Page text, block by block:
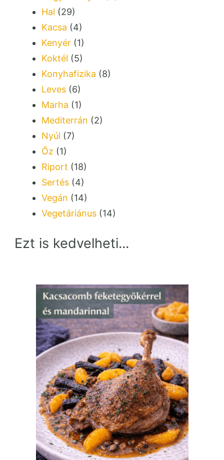
Hal (29)
Kacsa (4)
Kenyér (1)
Koktél (5)
Konyhafizika (8)
Leves (6)
Marha (1)
Mediterrán (2)
Nyúl (7)
Őz (1)
Riport (18)
Sertés (4)
Vegán (14)
Vegetáriánus (14)
Ezt is kedvelheti...